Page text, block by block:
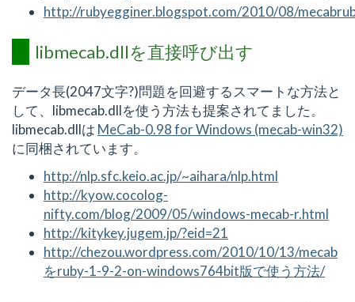
http://rubyegginer.blogspot.com/2010/08/
libmecab.dllを直接呼び出す
データ長(2047文字?)問題を回避するスマートな方法と
して、libmecab.dllを使う方法も提案されてました。
libmecab.dllは MeCab-0.98 for Windows (mecab-win32)
に同梱されています。
http://nlp.sfc.keio.ac.jp/~aihara/nlp.html
http://kyow.cocolog-
nifty.com/blog/2009/05/windows-mecab-r.html
http://kitykey.jugem.jp/?eid=21
http://chezou.wordpress.com/2010/10/13/mecab
をruby-1-9-2-on-windows764bit版で使う方法/